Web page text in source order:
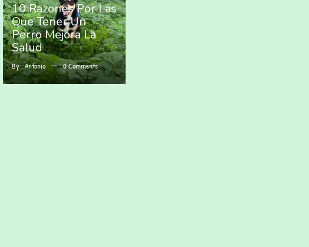
10 Razones Por Las
Que Tener Un
Perro Mejora La
Salud
By :Antonio 0Comments